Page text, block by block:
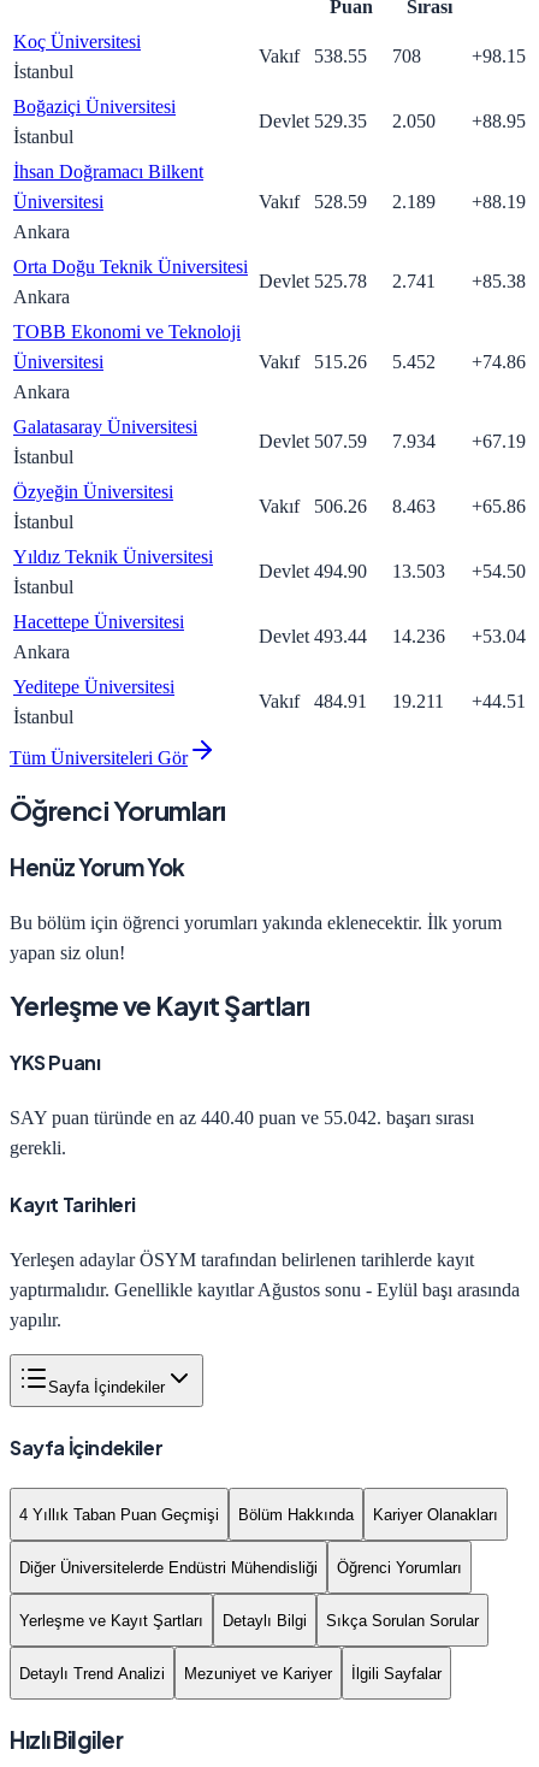
Puan Sırası
Koç Üniversitesi
İstanbul
Vakıf 538.55 708 +98.15
Boğaziçi Üniversitesi
İstanbul
Devlet 529.35 2.050 +88.95
İhsan Doğramacı Bilkent
Üniversitesi
Ankara
Vakıf 528.59 2.189 +88.19
Orta Doğu Teknik Üniversitesi
Ankara
Devlet 525.78 2.741 +85.38
TOBB Ekonomi ve Teknoloji
Üniversitesi
Ankara
Vakıf 515.26 5.452 +74.86
Galatasaray Üniversitesi
İstanbul
Devlet 507.59 7.934 +67.19
Özyeğin Üniversitesi
İstanbul
Vakıf 506.26 8.463 +65.86
Yıldız Teknik Üniversitesi
İstanbul
Devlet 494.90 13.503 +54.50
Hacettepe Üniversitesi
Ankara
Devlet 493.44 14.236 +53.04
Yeditepe Üniversitesi
İstanbul
Vakıf 484.91 19.211 +44.51
Tüm Üniversiteleri Gör
Öğrenci Yorumları
Henüz Yorum Yok
Bu bölüm için öğrenci yorumları yakında eklenecektir. İlk yorum
yapan siz olun!
Yerleşme ve Kayıt Şartları
YKS Puanı
SAY puan türünde en az 440.40 puan ve 55.042. başarı sırası
gerekli.
Kayıt Tarihleri
Yerleşen adaylar ÖSYM tarafından belirlenen tarihlerde kayıt
yaptırmalıdır. Genellikle kayıtlar Ağustos sonu - Eylül başı arasında
yapılır.
Sayfa İçindekiler
Sayfa İçindekiler
4 Yıllık Taban Puan Geçmişi Bölüm Hakkında Kariyer Olanakları
Diğer Üniversitelerde Endüstri Mühendisliği Öğrenci Yorumları
Yerleşme ve Kayıt Şartları Detaylı Bilgi Sıkça Sorulan Sorular
Detaylı Trend Analizi Mezuniyet ve Kariyer İlgili Sayfalar
Hızlı Bilgiler